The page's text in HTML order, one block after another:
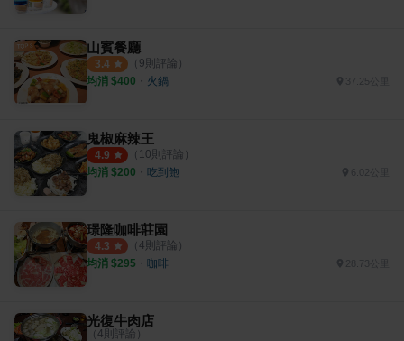
山賓餐廳
3.4 （ 9則評論）
均消 $400 ・ 火鍋 37.25公里
鬼椒麻辣王
4.9 （ 10則評論）
均消 $200 ・ 吃到飽
璟隆咖啡莊園
4.3 （ 4則評論）
均消 $295 ・ 咖啡
光復牛肉店
（ 4則評論）